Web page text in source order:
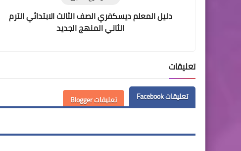
دليل المعلم ديسكفري الصف الثالث الابتدائي الترم
الثاني المنهج الجديد
تعليقات
تعليقات Facebook تعليقات Blogger